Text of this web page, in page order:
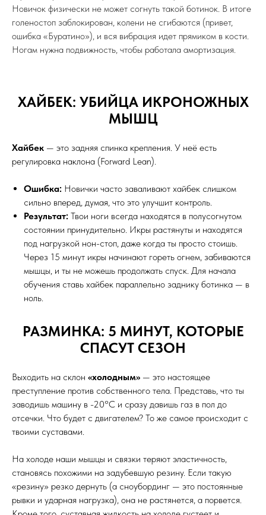
Твои колени должны сгибаться естественно, по
анатомической оси. Если углы креплений выставлены
неверно, суставы начинают работать на излом.
Симптом: Острая боль с внутренней или внешней
«дакфут» (носки врозь), а крепления стоят направленно
(оба в плюс). Или ширина стойки слишком большая, и ноги
разъезжаются, выворачивая суставы. Колено должно
сгибании.
Слишком жесткие ботинки для новичка
Многие думают: «Куплю самые дорогие, жесткие ботинки,
они лучше держат». Ошибка.Жесткий ботинок требует
огромных усилий и скорости, чтобы его продавить.
Новичок физически не может согнуть такой ботинок. В итоге
голеностоп заблокирован, колени не сгибаются (привет,
ошибка «Буратино»), и вся вибрация идет прямиком в кости.
Ногам нужна подвижность, чтобы работала амортизация.